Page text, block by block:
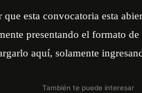
que esta convocatoria esta
presentando el formato
aquí, solamente
También te puede interesar